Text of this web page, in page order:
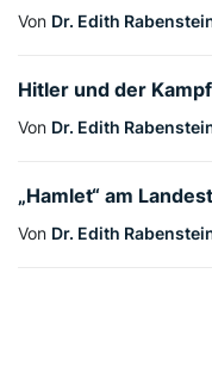
Von Dr. Edith
Hitler und der
Von Dr. Edith
„Hamlet“ am
Von Dr. Edith